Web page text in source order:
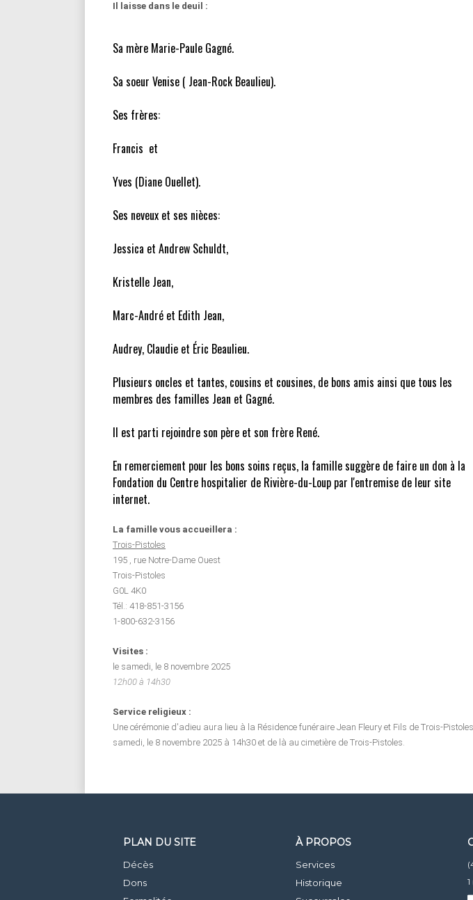
Il laisse dans le deuil :
Sa mère Marie-Paule Gagné.
Sa soeur Venise ( Jean-Rock Beaulieu).
Ses frères:
Francis et
Yves (Diane Ouellet).
Ses neveux et ses nièces:
Jessica et Andrew Schuldt,
Kristelle Jean,
Marc-André et Edith Jean,
Audrey, Claudie et Éric Beaulieu.
Plusieurs oncles et tantes, cousins et cousines, de bons amis ainsi que tous les
membres des familles Jean et Gagné.
Il est parti rejoindre son père et son frère René.
En remerciement pour les bons soins reçus, la famille suggère de faire un don à la
Fondation du Centre hospitalier de Rivière-du-Loup par l'entremise de leur site
internet.
La famille vous accueillera :
Trois-Pistoles
195 , rue Notre-Dame Ouest
Trois-Pistoles
G0L 4K0
Tél.: 418-851-3156
1-800-632-3156
Visites :
le samedi, le 8 novembre 2025
12h00 à 14h30
Service religieux :
Une cérémonie d'adieu aura lieu à la Résidence funéraire Jean Fleury et Fils de Trois-Pistoles
samedi, le 8 novembre 2025 à 14h30 et de là au cimetière de Trois-Pistoles.
PLAN DU SITE
Décès
Dons
À PROPOS
Services
Historique